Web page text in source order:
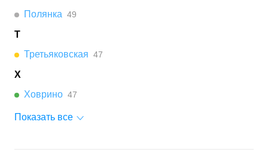
Полянка 49
Т
Третьяковская 47
Х
Ховрино 47
Показать все